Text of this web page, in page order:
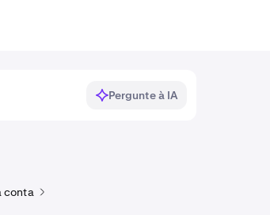
Pergunte à IA
conta